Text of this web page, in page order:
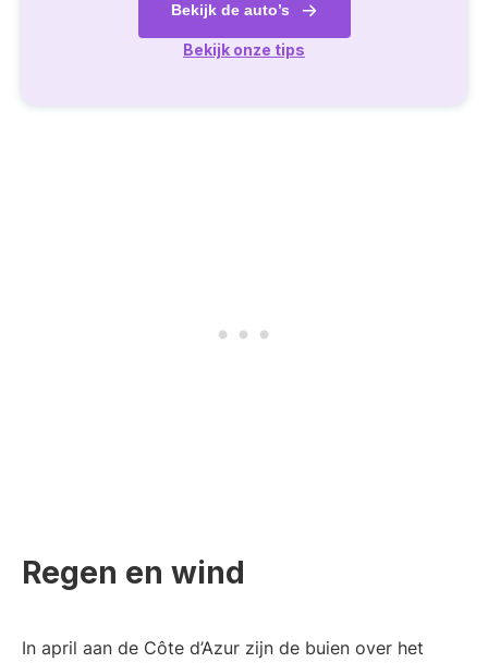
Bekijk de auto’s
Bekijk onze tips
Regen en wind
In april aan de Côte d’Azur zijn de buien over het